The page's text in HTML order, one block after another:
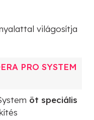
világosítja
PRO SYSTEM
öt speciális